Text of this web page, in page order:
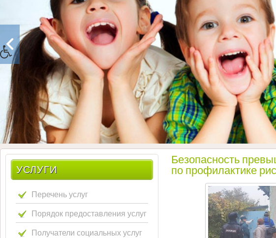
УСЛУГИ
Перечень услуг
Порядок предоставления услуг
Получатели социальных услуг
Безопасность
по профилактике